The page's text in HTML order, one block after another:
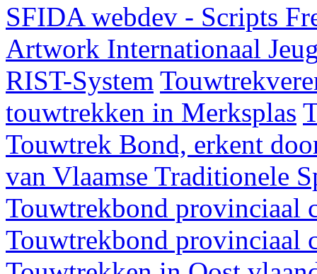
SFIDA webdev - Scripts
Artwork Internationaal
RIST-System
touwtrekken in Merksplas
Touwtrek Bond, erkent
van Vlaamse Traditionele
Touwtrekbond provinciaal
Touwtrekbond provinciaal